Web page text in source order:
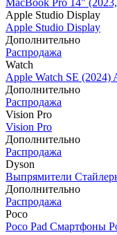
MacBook Pro 14"
Apple Studio Display
Apple Studio Display
Дополнительно
Распродажа
Watch
Apple Watch SE (2024)
Дополнительно
Распродажа
Vision Pro
Vision Pro
Дополнительно
Распродажа
Dyson
Выпрямители
Дополнительно
Распродажа
Poco
Poco Pad Смартфоны